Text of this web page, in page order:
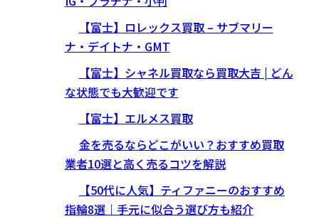
【富士】ロレックス買取 – サブマリー
ナ・デイトナ・GMT
【富士】シャネル買取なら買取大吉 | どん
な状態でも大歓迎です
【富士】エルメス買取
金を売るならどこがいい？おすすめ買取
業者10選と高く売るコツを解説
【50代に人気】ティファニーのおすすめ
指輪8選｜手元に似合う選び方も紹介